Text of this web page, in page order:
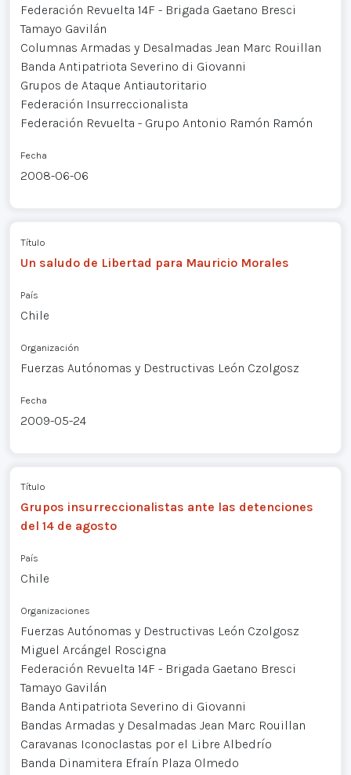
Federación Revuelta 14F - Brigada Gaetano Bresci
Tamayo Gavilán
Columnas Armadas y Desalmadas Jean Marc Rouillan
Banda Antipatriota Severino di Giovanni
Grupos de Ataque Antiautoritario
Federación Insurreccionalista
Federación Revuelta - Grupo Antonio Ramón Ramón
Fecha
2008-06-06
Título
Un saludo de Libertad para Mauricio Morales
País
Chile
Organización
Fuerzas Autónomas y Destructivas León Czolgosz
Fecha
2009-05-24
Título
Grupos insurreccionalistas ante las detenciones
del 14 de agosto
País
Chile
Organizaciones
Fuerzas Autónomas y Destructivas León Czolgosz
Miguel Arcángel Roscigna
Federación Revuelta 14F - Brigada Gaetano Bresci
Tamayo Gavilán
Banda Antipatriota Severino di Giovanni
Bandas Armadas y Desalmadas Jean Marc Rouillan
Caravanas Iconoclastas por el Libre Albedrío
Banda Dinamitera Efraín Plaza Olmedo